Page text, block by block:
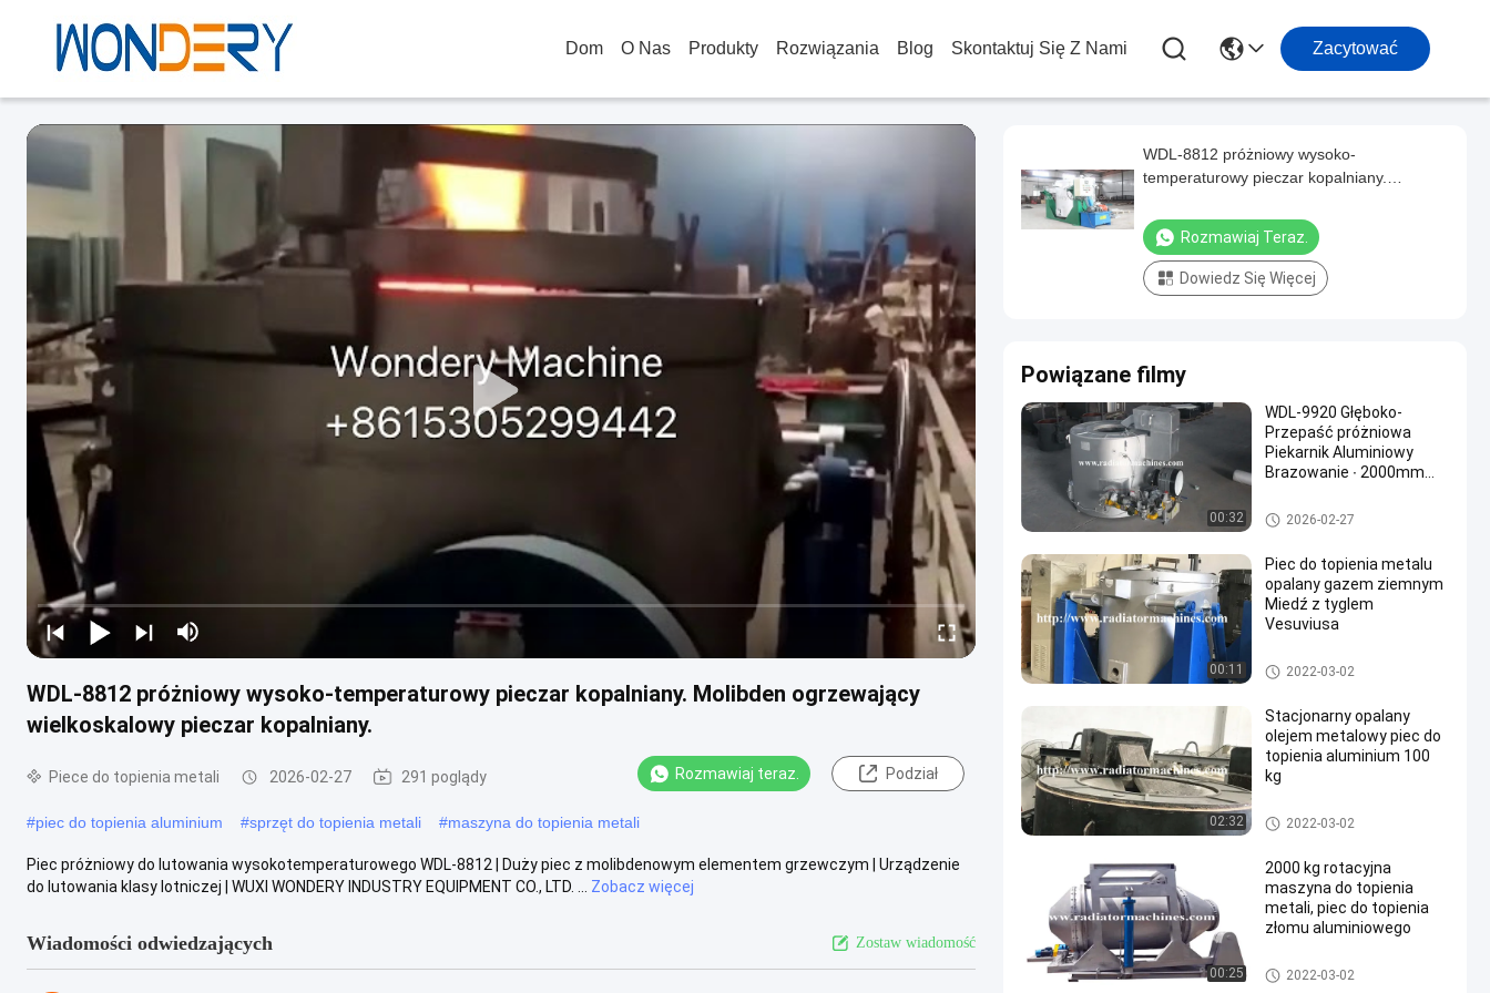
Dom O Nas Produkty Rozwiązania Blog Skontaktuj Się Z Nami Zacytować
WDL-8812 próżniowy wysoko-temperaturowy pieczar kopalniany. Molibden ogrzewający
wielkoskalowy pieczar kopalniany.
Piece do topienia metali 2026-02-27 291 poglądy Rozmawiaj teraz. Podział
#piec do topienia aluminium #sprzęt do topienia metali #maszyna do topienia metali
Piec próżniowy do lutowania wysokotemperaturowego WDL-8812 | Duży piec z molibdenowym elementem grzewczym | Urządzenie
do lutowania klasy lotniczej | WUXI WONDERY INDUSTRY EQUIPMENT CO., LTD. ...
Zobacz więcej
Wiadomości odwiedzających Zostaw wiadomość
WDL-8812 próżniowy wysoko-
temperaturowy pieczar kopalniany.
pieczar kopalniany.
Rozmawiaj Teraz.
Dowiedz Się Więcej
Powiązane filmy
00:32
WDL-9920 Głęboko-
Przepaść próżniowa
Piekarnik Aluminiowy
Brazowanie ∙ 2000mm
WUXI WONDERY
INDUSTRY EQUIPMENT
Piece do topienia metali
2026-02-27
00:11
Piec do topienia metalu
opalany gazem ziemnym
Miedź z tyglem
Vesuviusa
Piece do topienia metali
2022-03-02
02:32
Stacjonarny opalany
olejem metalowy piec do
topienia aluminium 100
kg
Piece do topienia metali
2022-03-02
00:25
2000 kg rotacyjna
maszyna do topienia
metali, piec do topienia
złomu aluminiowego
Piece do topienia metali
2022-03-02